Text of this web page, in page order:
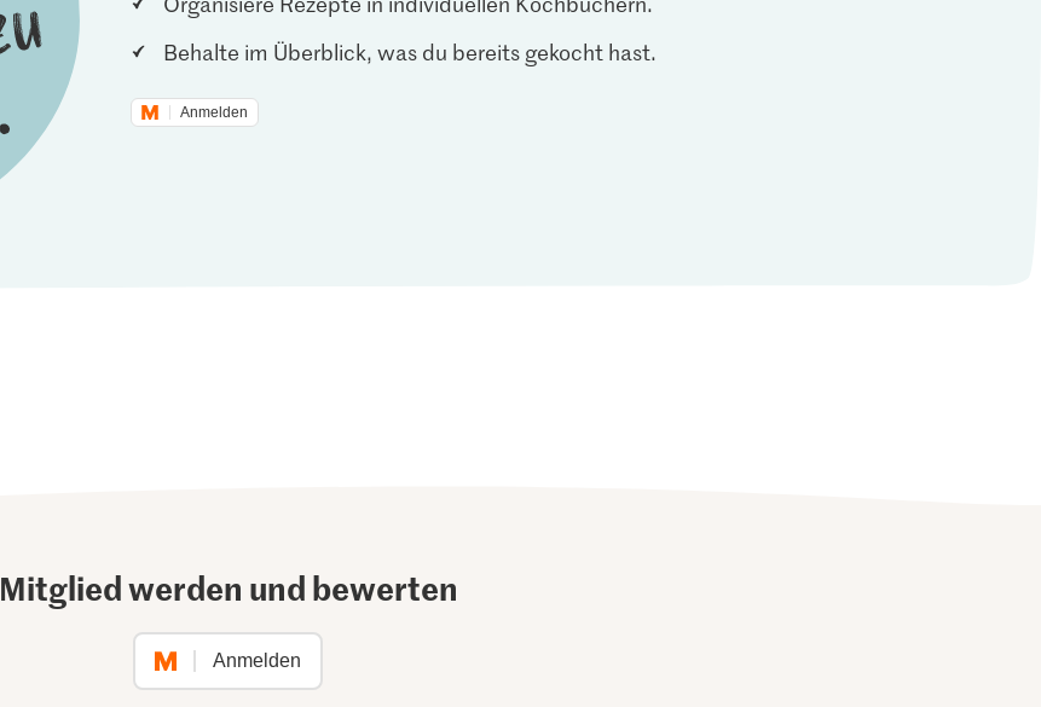
Behalte im Überblick, was du bereits gekocht hast.
Anmelden
Mitglied werden und bewerten
Anmelden